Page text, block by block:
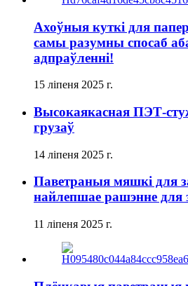
Ахоўныя куткі для
самы разумны спосаб
адпраўленні!
15 ліпеня 2025 г.
Высокаякасная ПЭТ-
грузаў
14 ліпеня 2025 г.
Паветраныя мяшкі для
найлепшае рашэнне для
11 ліпеня 2025 г.